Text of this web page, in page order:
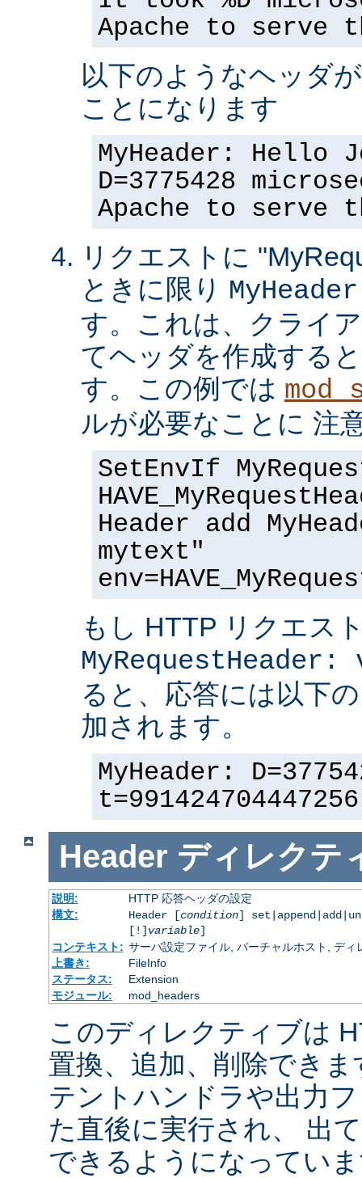
Apache to serve
以下のようなヘッダ
ことになります
MyHeader: Hello
D=3775428
Apache to serve
リクエストに
ときに限り MyHeader
す。これは、クライ
てヘッダを作成する
す。この例では
ルが必要なことに 注
SetEnvIf
Header add
mytext"
もし HTTP リクエス
MyRequestHeader:
ると、応答には以下
加されます。
MyHeader:
Header ディレクテ
説明:
HTTP 応答ヘッダの設定
構文:
Header [condition]
[!] variable]
コンテキスト: サーバ設定ファイル, バーチャルホスト, ディ
上書き:
FileInfo
ステータス:
Extension
モジュール:
mod_headers
このディレクティブは
置換、追加、削除でき
テントハンドラや出力
た直後に実行され、 出
できるようになってい